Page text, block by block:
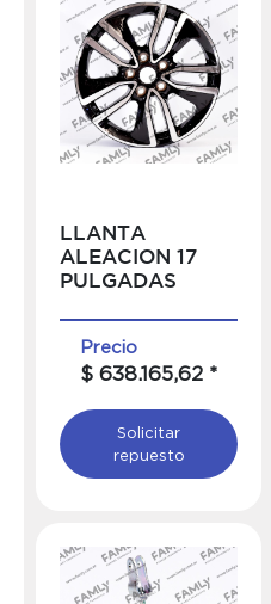
LLANTA
ALEACION 17
PULGADAS
Precio
$ 638.165,62 *
Solicitar
repuesto